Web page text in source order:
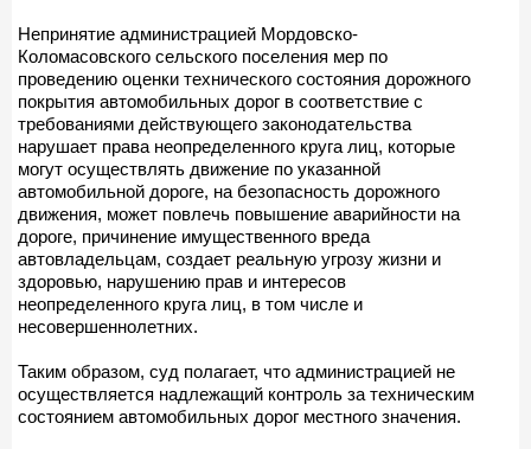
Непринятие администрацией Мордовско-
Коломасовского сельского поселения мер по
проведению оценки технического состояния дорожного
покрытия автомобильных дорог в соответствие с
требованиями действующего законодательства
нарушает права неопределенного круга лиц, которые
могут осуществлять движение по указанной
автомобильной дороге, на безопасность дорожного
движения, может повлечь повышение аварийности на
дороге, причинение имущественного вреда
автовладельцам, создает реальную угрозу жизни и
здоровью, нарушению прав и интересов
неопределенного круга лиц, в том числе и
несовершеннолетних.
Таким образом, суд полагает, что администрацией не
осуществляется надлежащий контроль за техническим
состоянием автомобильных дорог местного значения.